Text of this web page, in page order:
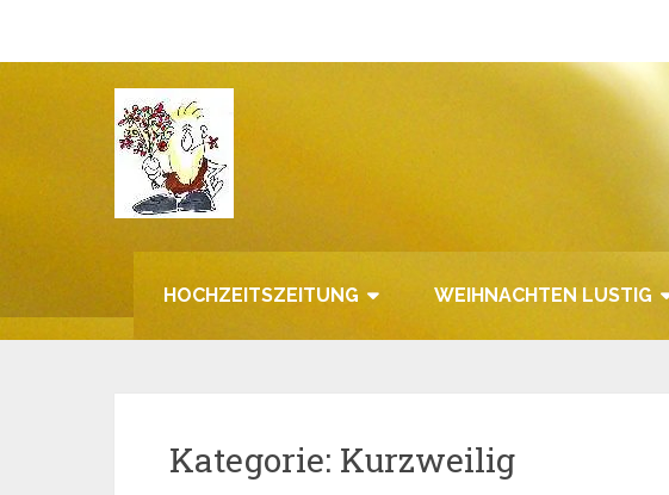
springen
HOCHZEITSZEITUNG WEIHNACHTEN LUSTIG
Kategorie: Kurzweilig